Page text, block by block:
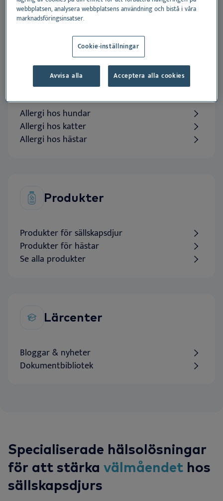
innovation.
Expertis
Allergi hos hundar
Allergi hos katter
Allergi hos hästar
Produkter
Produkter för sällskapsdjur
Produkter för hästar
Se alla produkter
Lärcenter
Bloggar & nyheter
Dokumentbibliotek
Specialiserade hälsolösningar
för att stärka välmåendet hos
sällskapsdjurs
webbplatsen, analysera webbplatsens användning och bistå i våra
marknadsföringsinsatser.
Cookie-inställningar
Avvisa alla Acceptera alla cookies